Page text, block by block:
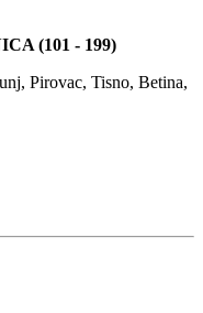
(101 - 199)
Pirovac, Tisno, Betina,